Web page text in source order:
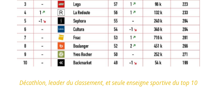
Décathlon, leader du classement, et seule enseigne sportive du top 10